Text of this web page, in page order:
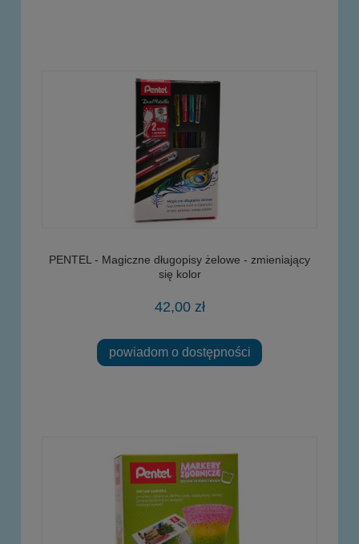
PENTEL - Magiczne długopisy żelowe - zmieniający
się kolor
42,00 zł
powiadom o dostępności